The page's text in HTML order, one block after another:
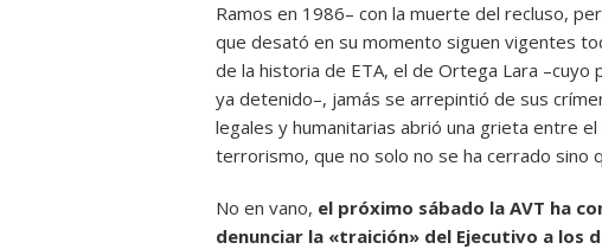
Ramos en 1986– con la muerte del recluso,
que desató en su momento siguen vigentes
de la historia de ETA, el de Ortega Lara
ya detenido–, jamás se arrepintió de sus
legales y humanitarias abrió una grieta entre
terrorismo, que no solo no se ha cerrado sino
No en vano, el próximo sábado la AVT ha
denunciar la «traición» del Ejecutivo a los